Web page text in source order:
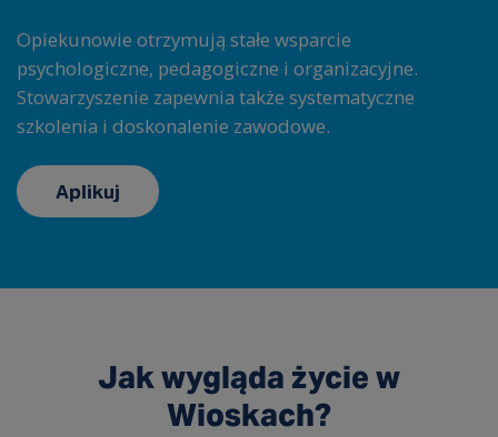
Opiekunowie otrzymują stałe wsparcie
psychologiczne, pedagogiczne i organizacyjne.
Stowarzyszenie zapewnia także systematyczne
szkolenia i doskonalenie zawodowe.
Aplikuj
Jak wygląda życie w
Wioskach?